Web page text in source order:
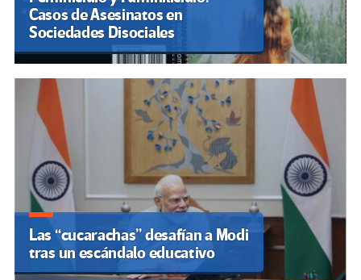
Casos de Asesinatos en
Sociedades Disociales
Las “cucarachas” desafían a Modi
tras un escándalo educativo